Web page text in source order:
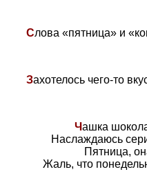
Слова «пятница» и
Захотелось чего-то
Чашка
Наслаждаюсь
Пятница,
Жаль, что